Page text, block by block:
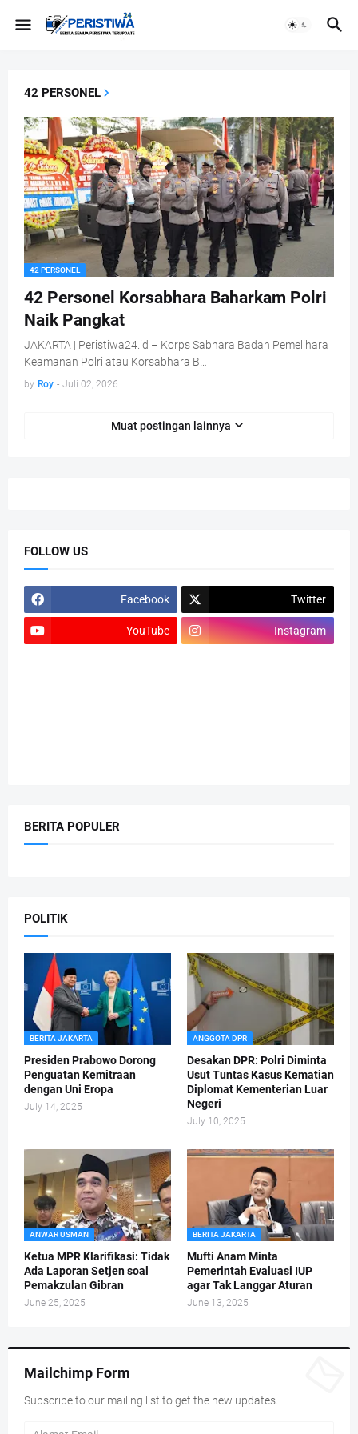
42 PERSONEL
42 PERSONEL
42 Personel Korsabhara Baharkam Polri
Naik Pangkat
JAKARTA | Peristiwa24.id – Korps Sabhara Badan Pemelihara
Keamanan Polri atau Korsabhara B…
by Roy - Juli 02, 2026
Muat postingan lainnya
FOLLOW US
Facebook Twitter
YouTube Instagram
BERITA POPULER
POLITIK
BERITA JAKARTA
Presiden Prabowo Dorong
Penguatan Kemitraan
dengan Uni Eropa
July 14, 2025
ANGGOTA DPR
Desakan DPR: Polri Diminta
Usut Tuntas Kasus Kematian
Diplomat Kementerian Luar
Negeri
July 10, 2025
ANWAR USMAN
Ketua MPR Klarifikasi: Tidak
Ada Laporan Setjen soal
Pemakzulan Gibran
June 25, 2025
BERITA JAKARTA
Mufti Anam Minta
Pemerintah Evaluasi IUP
agar Tak Langgar Aturan
June 13, 2025
Mailchimp Form
Subscribe to our mailing list to get the new updates.